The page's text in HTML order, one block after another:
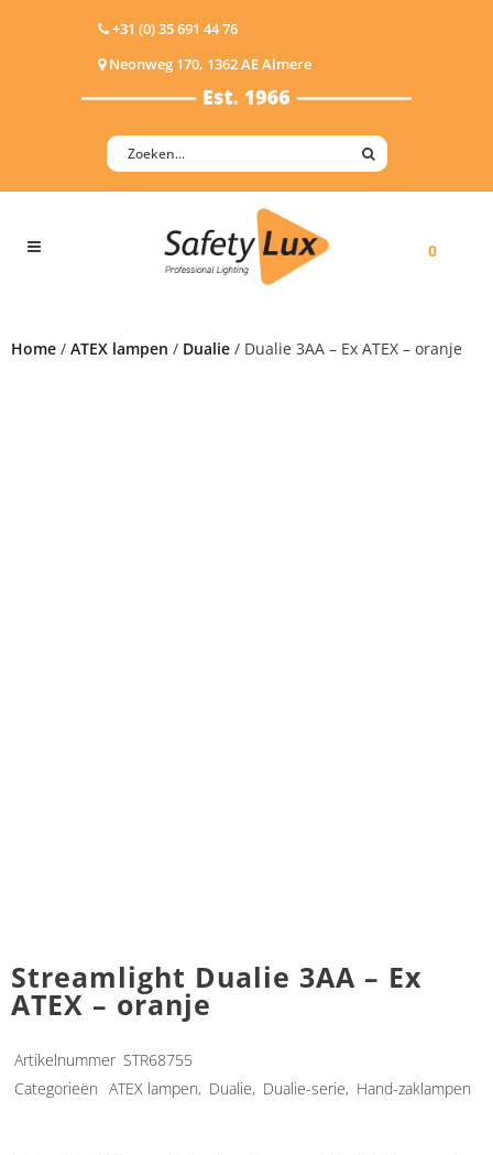
+31 (0) 35 691 44 76
Neonweg 170, 1362 AE Almere
0
Home / ATEX lampen / Dualie / Dualie 3AA – Ex ATEX – oranje
Streamlight Dualie 3AA – Ex
ATEX – oranje
Artikelnummer STR68755
Categorieën ATEX lampen, Dualie, Dualie-serie, Hand-zaklampen